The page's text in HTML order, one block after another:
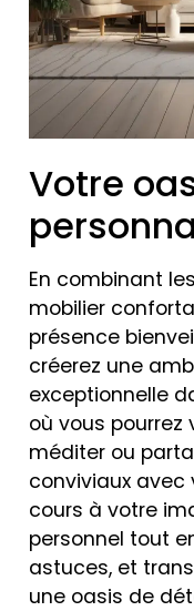
Votre
En combinant
mobilier
présence
créerez une
exceptionnelle
où vous pourrez
méditer ou
conviviaux avec
cours à votre
personnel tout
astuces, et
une oasis de